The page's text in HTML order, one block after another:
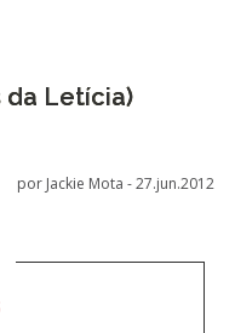
da Letícia)
por Jackie Mota -27.jun.2012